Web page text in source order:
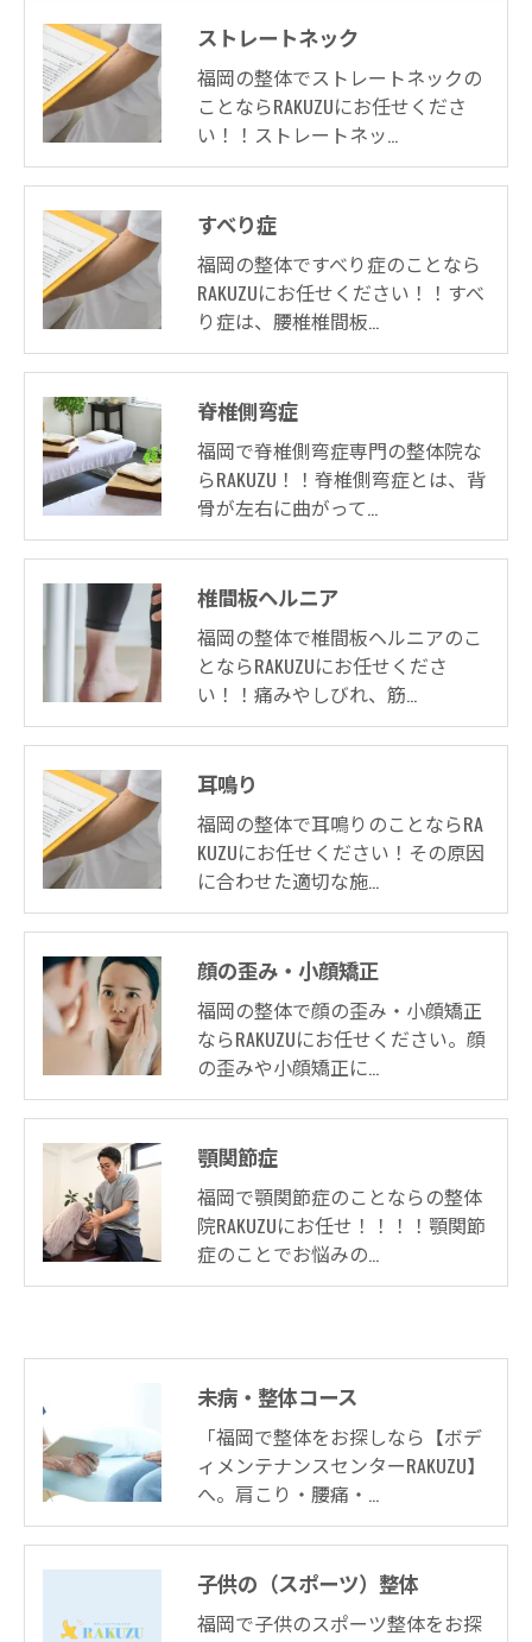
ストレートネック
福岡の整体でストレートネックの
ことならRAKUZUにお任せくださ
い！！ストレートネッ…
すべり症
福岡の整体ですべり症のことなら
RAKUZUにお任せください！！すべ
り症は、腰椎椎間板…
脊椎側弯症
福岡で脊椎側弯症専門の整体院な
らRAKUZU！！脊椎側弯症とは、背
骨が左右に曲がって…
椎間板ヘルニア
福岡の整体で椎間板ヘルニアのこ
とならRAKUZUにお任せくださ
い！！痛みやしびれ、筋…
耳鳴り
福岡の整体で耳鳴りのことならRA
KUZUにお任せください！その原因
に合わせた適切な施…
顔の歪み・小顔矯正
福岡の整体で顔の歪み・小顔矯正
ならRAKUZUにお任せください。顔
の歪みや小顔矯正に…
顎関節症
福岡で顎関節症のことならの整体
院RAKUZUにお任せ！！！！顎関節
症のことでお悩みの…
未病・整体コース
「福岡で整体をお探しなら【ボデ
ィメンテナンスセンターRAKUZU】
へ。肩こり・腰痛・…
子供の（スポーツ）整体
福岡で子供のスポーツ整体をお探